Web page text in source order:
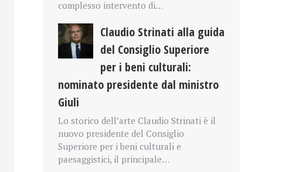
complesso intervento di…
Claudio Strinati alla guida
del Consiglio Superiore
per i beni culturali:
nominato presidente dal ministro
Giuli
Lo storico dell’arte Claudio Strinati è il
nuovo presidente del Consiglio
Superiore per i beni culturali e
paesaggistici, il principale…